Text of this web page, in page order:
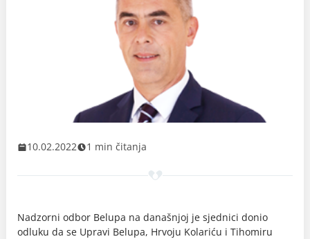
10.02.2022 1 min čitanja
Nadzorni odbor Belupa na današnjoj je sjednici donio
odluku da se Upravi Belupa, Hrvoju Kolariću i Tihomiru